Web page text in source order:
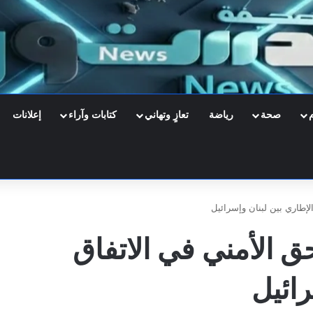
صحة رياضة تعازٍ وتهاني كتابات وآراء إعلانات
بين لبنان وإسرائيل
في الاتفاق